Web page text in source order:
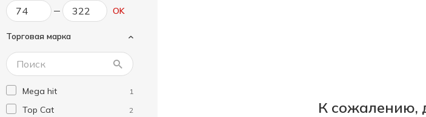
OK
Торговая марка
Mega hit 1
Top Cat 2 К сожалению,